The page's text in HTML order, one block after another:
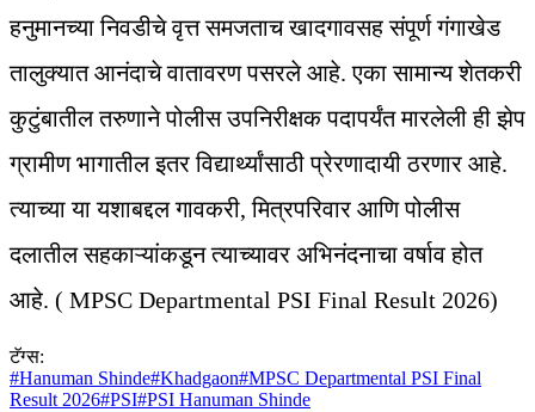
हनुमानच्या निवडीचे वृत्त समजताच खादगावसह संपूर्ण गंगाखेड
तालुक्यात आनंदाचे वातावरण पसरले आहे. एका सामान्य शेतकरी
कुटुंबातील तरुणाने पोलीस उपनिरीक्षक पदापर्यंत मारलेली ही झेप
ग्रामीण भागातील इतर विद्यार्थ्यांसाठी प्रेरणादायी ठरणार आहे.
त्याच्या या यशाबद्दल गावकरी, मित्रपरिवार आणि पोलीस
दलातील सहकाऱ्यांकडून त्याच्यावर अभिनंदनाचा वर्षाव होत
आहे. ( MPSC Departmental PSI Final Result 2026)
टॅग्स:
#Hanuman Shinde#Khadgaon#MPSC Departmental PSI Final
Result 2026#PSI#PSI Hanuman Shinde